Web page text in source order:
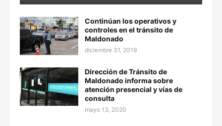
Continúan los operativos y
controles en el tránsito de
Maldonado
diciembre 31, 2019
Dirección de Tránsito de
Maldonado informa sobre
atención presencial y vías de
consulta
mayo 13, 2020